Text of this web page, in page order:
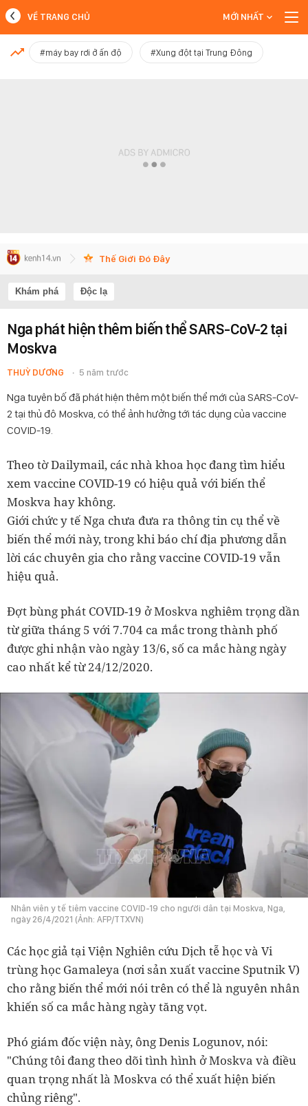
MỚI NHẤT
VỀ TRANG CHỦ MỚI NHẤT
#máy bay rơi ở ấn độ #Xung đột tại Trung Đông
Thế Giới Đó Đây
Khám phá Độc lạ
Nga phát hiện thêm biến thể SARS-CoV-2 tại
Moskva
THUỲ DƯƠNG 5 năm trước
Nga tuyên bố đã phát hiện thêm một biến thể mới của SARS-CoV-
2 tại thủ đô Moskva, có thể ảnh hưởng tới tác dụng của vaccine
COVID-19.
Theo tờ Dailymail, các nhà khoa học đang tìm hiểu
xem vaccine COVID-19 có hiệu quả với biến thể
Moskva hay không.
Giới chức y tế Nga chưa đưa ra thông tin cụ thể về
biến thể mới này, trong khi báo chí địa phương dẫn
lời các chuyên gia cho rằng vaccine COVID-19 vẫn
hiệu quả.
Đợt bùng phát COVID-19 ở Moskva nghiêm trọng dần
từ giữa tháng 5 với 7.704 ca mắc trong thành phố
được ghi nhận vào ngày 13/6, số ca mắc hàng ngày
cao nhất kể từ 24/12/2020.
Nhân viên y tế tiêm vaccine COVID-19 cho người dân tại Moskva, Nga,
ngày 26/4/2021 (Ảnh: AFP/TTXVN)
Các học giả tại Viện Nghiên cứu Dịch tễ học và Vi
trùng học Gamaleya (nơi sản xuất vaccine Sputnik V)
cho rằng biến thể mới nói trên có thể là nguyên nhân
khiến số ca mắc hàng ngày tăng vọt.
Phó giám đốc viện này, ông Denis Logunov, nói:
"Chúng tôi đang theo dõi tình hình ở Moskva và điều
quan trọng nhất là Moskva có thể xuất hiện biến
chủng riêng".